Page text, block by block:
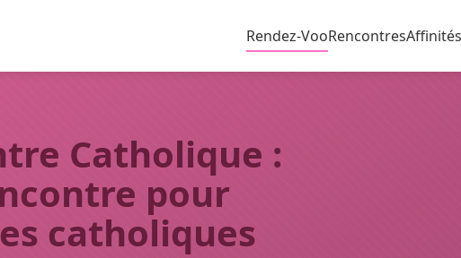
Rendez-VooRencontresAffinités
Catholique :
pour
catholiques